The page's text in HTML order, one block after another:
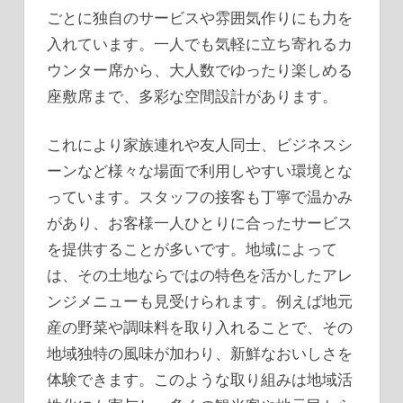
ごとに独自のサービスや雰囲気作りにも力を
入れています。一人でも気軽に立ち寄れるカ
ウンター席から、大人数でゆったり楽しめる
座敷席まで、多彩な空間設計があります。
これにより家族連れや友人同士、ビジネスシ
ーンなど様々な場面で利用しやすい環境とな
っています。スタッフの接客も丁寧で温かみ
があり、お客様一人ひとりに合ったサービス
を提供することが多いです。地域によって
は、その土地ならではの特色を活かしたアレ
ンジメニューも見受けられます。例えば地元
産の野菜や調味料を取り入れることで、その
地域独特の風味が加わり、新鮮なおいしさを
体験できます。このような取り組みは地域活